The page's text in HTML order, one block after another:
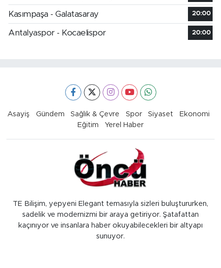
Kasımpaşa - Galatasaray 20:00
Antalyaspor - Kocaelispor 20:00
Asayiş Gündem Sağlık & Çevre Spor Siyaset
Ekonomi
Eğitim
Yerel Haber
TE Bilişim, yepyeni Elegant temasıyla sizleri buluştururken,
sadelik ve modernizmi bir araya getiriyor. Şatafattan
kaçınıyor ve insanlara haber okuyabilecekleri bir altyapı
sunuyor.